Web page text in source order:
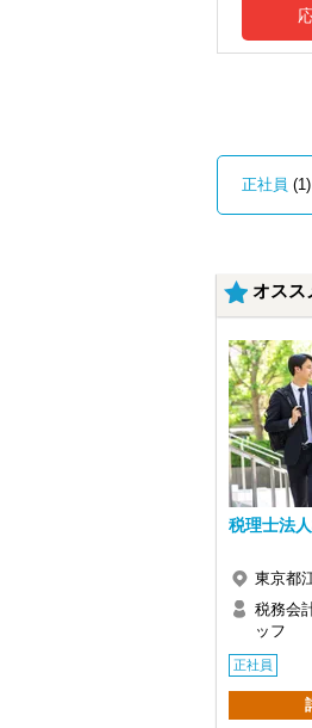
・テレワ
・全席デ
・個人～
・税務顧
・従業員
・会計・
＜学びを
・書籍購
・隔月で
・資格取
＜募集の
・事業拡
・組織力
・将来の
＜先輩ス
A. 幅広い
Q. 実際に
A. さまざ
Q. 職場
正社員 (1)
オスス
税理士法
東京都
税務会
ッフ
正社員